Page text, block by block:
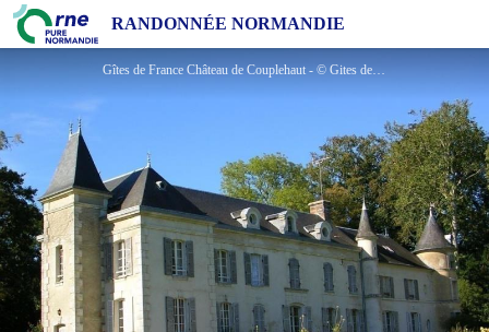
RANDONNÉE NORMANDIE
Gîtes de France Château de Couplehaut
Gîtes de France Château de Couplehaut - © Gites de France Orne